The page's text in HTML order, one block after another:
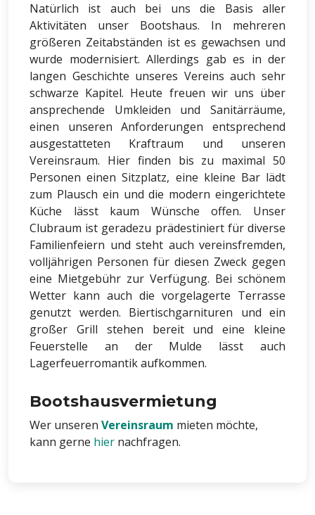
Natürlich ist auch bei uns die Basis aller
Aktivitäten unser Bootshaus. In mehreren
größeren Zeitabständen ist es gewachsen und
wurde modernisiert. Allerdings gab es in der
langen Geschichte unseres Vereins auch sehr
schwarze Kapitel. Heute freuen wir uns über
ansprechende Umkleiden und Sanitärräume,
einen unseren Anforderungen entsprechend
ausgestatteten Kraftraum und unseren
Vereinsraum. Hier finden bis zu maximal 50
Personen einen Sitzplatz, eine kleine Bar lädt
zum Plausch ein und die modern eingerichtete
Küche lässt kaum Wünsche offen. Unser
Clubraum ist geradezu prädestiniert für diverse
Familienfeiern und steht auch vereinsfremden,
volljährigen Personen für diesen Zweck gegen
eine Mietgebühr zur Verfügung. Bei schönem
Wetter kann auch die vorgelagerte Terrasse
genutzt werden. Biertischgarnituren und ein
großer Grill stehen bereit und eine kleine
Feuerstelle an der Mulde lässt auch
Lagerfeuerromantik aufkommen.
Bootshausvermietung
Wer unseren Vereinsraum mieten möchte,
kann gerne hier nachfragen.